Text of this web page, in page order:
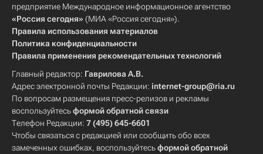
предприятие Международное информационное агентство
«Россия сегодня» (МИА «Россия сегодня»).
Правила использования материалов
Политика конфиденциальности
Правила применения рекомендательных технологий
Главный редактор: Гаврилова А.В.
Адрес электронной почты Редакции: internet-group@ria.ru
По вопросам размещения пресс-релизов и рекламы
воспользуйтесьформой обратной связи
Телефон Редакции: 7 (495) 645-6601
Чтобы связаться с редакцией или сообщить обо всех
замеченных ошибках, воспользуйтесьформой обратной